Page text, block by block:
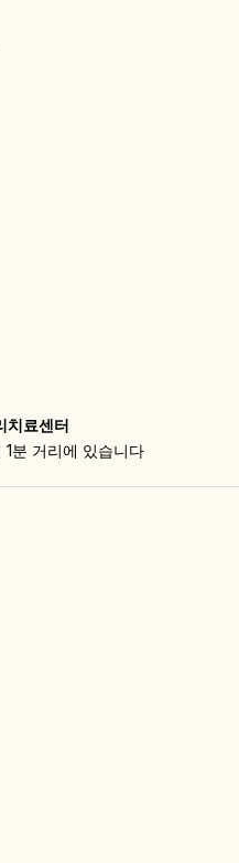
치료센터
분 거리에 있습니다